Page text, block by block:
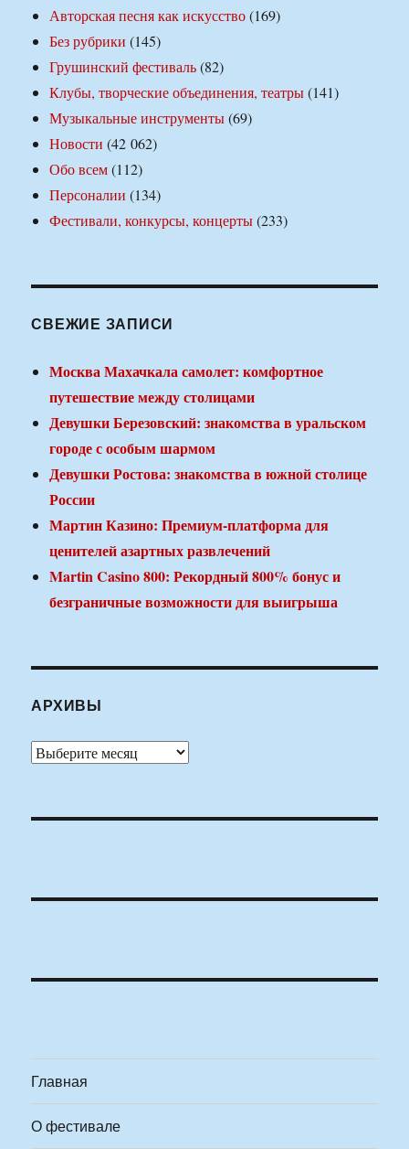
Авторская песня как искусство(169)
Без рубрики (145)
Грушинский фестиваль(82)
Клубы, творческие объединения, театры(141)
Музыкальные инструменты(69)
Новости (42 062)
Обо всем(112)
Персоналии (134)
Фестивали, конкурсы, концерты(233)
СВЕЖИЕ ЗАПИСИ
Москва Махачкала самолет: комфортное
путешествие между столицами
Девушки Березовский: знакомства в уральском
городе с особым шармом
Девушки Ростова: знакомства в южной столице
России
Мартин Казино: Премиум-платформа для
ценителей азартных развлечений
Martin Casino 800: Рекордный 800% бонус и
безграничные возможности для выигрыша
АРХИВЫ
Архивы
Главная
О фестивале